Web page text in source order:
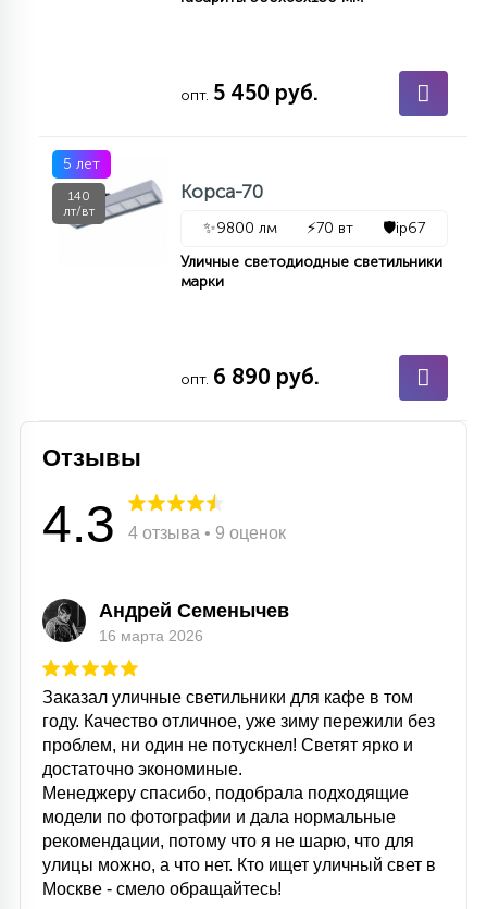
опт. 5 450 руб.
5 лет
140
лт/вт
Корса-70
✨9800 лм ⚡70 вт 🛡️ip67
Уличные светодиодные светильники
марки
опт. 6 890 руб.
Отзывы
4.3 4 отзыва • 9 оценок
Андрей Семенычев
16 марта 2026
Заказал уличные светильники для кафе в том
году. Качество отличное, уже зиму пережили без
проблем, ни один не потускнел! Светят ярко и
достаточно экономиные.
Менеджеру спасибо, подобрала подходящие
модели по фотографии и дала нормальные
рекомендации, потому что я не шарю, что для
улицы можно, а что нет. Кто ищет уличный свет в
Москве - смело обращайтесь!